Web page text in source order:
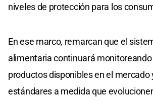
niveles de protección para los
En ese marco, remarcan que el
alimentaria continuará
productos disponibles en el mercado
estándares a medida que